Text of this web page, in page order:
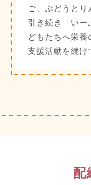
ご、ぶどうとり
引き続き「いー
どもたちへ栄養
支援活動を続け
配